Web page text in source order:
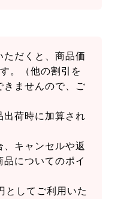
ただくと、商品価
。（他の割引を
きませんので、ご
出荷時に加算され
、キャンセルや返
についてのポイ
としてご利用いた